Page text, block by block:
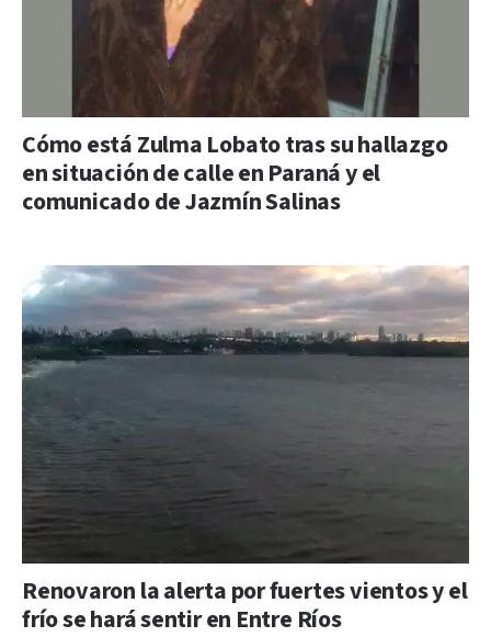
Cómo está Zulma Lobato tras su hallazgo
en situación de calle en Paraná y el
comunicado de Jazmín Salinas
Renovaron la alerta por fuertes vientos y el
frío se hará sentir en Entre Ríos